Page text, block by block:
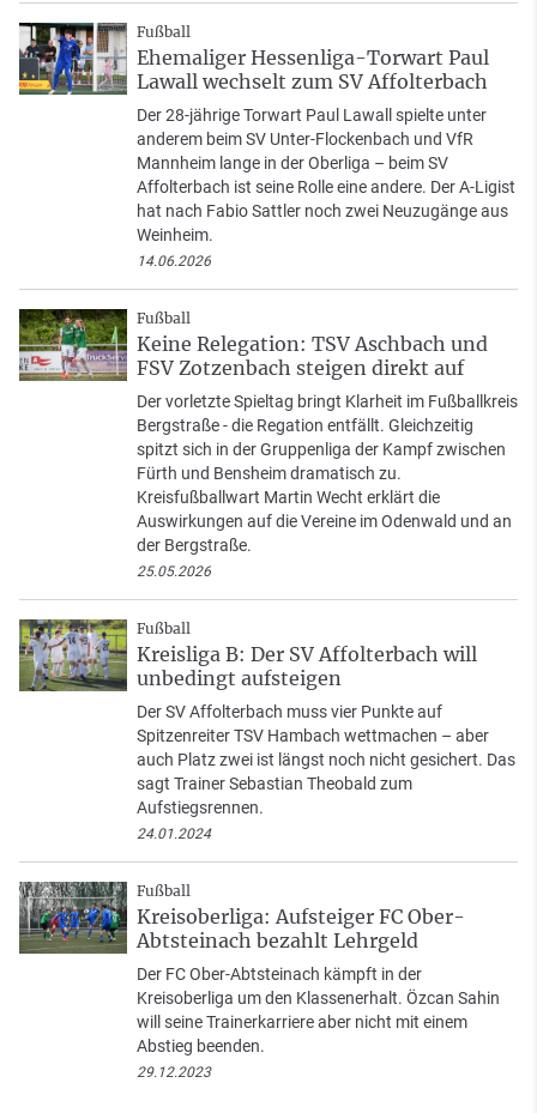
Fußball
Ehemaliger Hessenliga-Torwart Paul
Lawall wechselt zum SV Affolterbach
Der 28-jährige Torwart Paul Lawall spielte unter
anderem beim SV Unter-Flockenbach und VfR
Mannheim lange in der Oberliga – beim SV
Affolterbach ist seine Rolle eine andere. Der A-Ligist
hat nach Fabio Sattler noch zwei Neuzugänge aus
Weinheim.
14.06.2026
Fußball
Keine Relegation: TSV Aschbach und
FSV Zotzenbach steigen direkt auf
Der vorletzte Spieltag bringt Klarheit im Fußballkreis
Bergstraße - die Regation entfällt. Gleichzeitig
spitzt sich in der Gruppenliga der Kampf zwischen
Fürth und Bensheim dramatisch zu.
Kreisfußballwart Martin Wecht erklärt die
Auswirkungen auf die Vereine im Odenwald und an
der Bergstraße.
25.05.2026
Fußball
Kreisliga B: Der SV Affolterbach will
unbedingt aufsteigen
Der SV Affolterbach muss vier Punkte auf
Spitzenreiter TSV Hambach wettmachen – aber
auch Platz zwei ist längst noch nicht gesichert. Das
sagt Trainer Sebastian Theobald zum
Aufstiegsrennen.
24.01.2024
Fußball
Kreisoberliga: Aufsteiger FC Ober-
Abtsteinach bezahlt Lehrgeld
Der FC Ober-Abtsteinach kämpft in der
Kreisoberliga um den Klassenerhalt. Özcan Sahin
will seine Trainerkarriere aber nicht mit einem
Abstieg beenden.
29.12.2023